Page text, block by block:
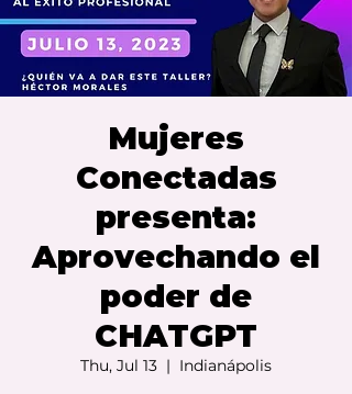
Mujeres
Conectadas
presenta:
Aprovechando el
poder de
CHATGPT
Thu, Jul 13
  |
Indianápolis